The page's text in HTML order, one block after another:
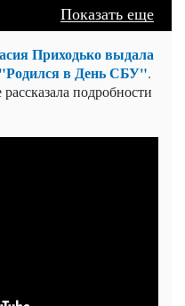
Показать еще
Приходько выдала
"Родился в День СБУ".
подробности